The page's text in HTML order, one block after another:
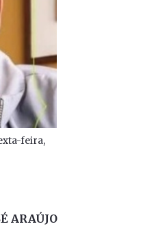
feira,
ARAÚJO